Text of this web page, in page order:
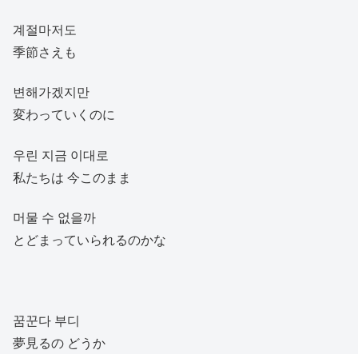
계절마저도
季節さえも
변해가겠지만
変わっていくのに
우린 지금 이대로
私たちは 今このまま
머물 수 없을까
とどまっていられるのかな
꿈꾼다 부디
夢見るの どうか